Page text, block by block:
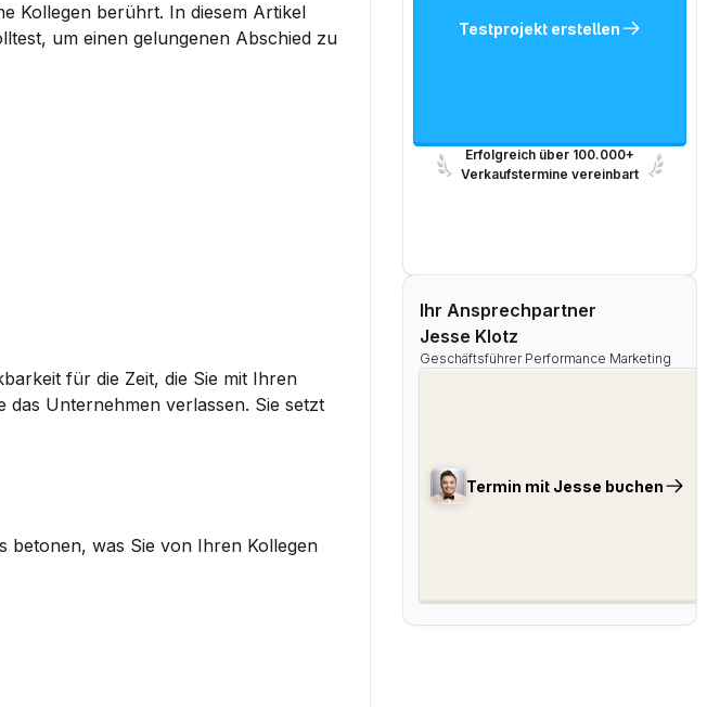
Testprojekt erstellen
Erfolgreich über 100.000+
Verkaufstermine vereinbart
Ihr Ansprechpartner
Jesse Klotz
Geschäftsführer Performance Marketing
Termin mit Jesse buchen
Kollegen berührt. In diesem Artikel
um einen gelungenen Abschied zu
für die Zeit, die Sie mit Ihren
Unternehmen verlassen. Sie setzt
betonen, was Sie von Ihren Kollegen